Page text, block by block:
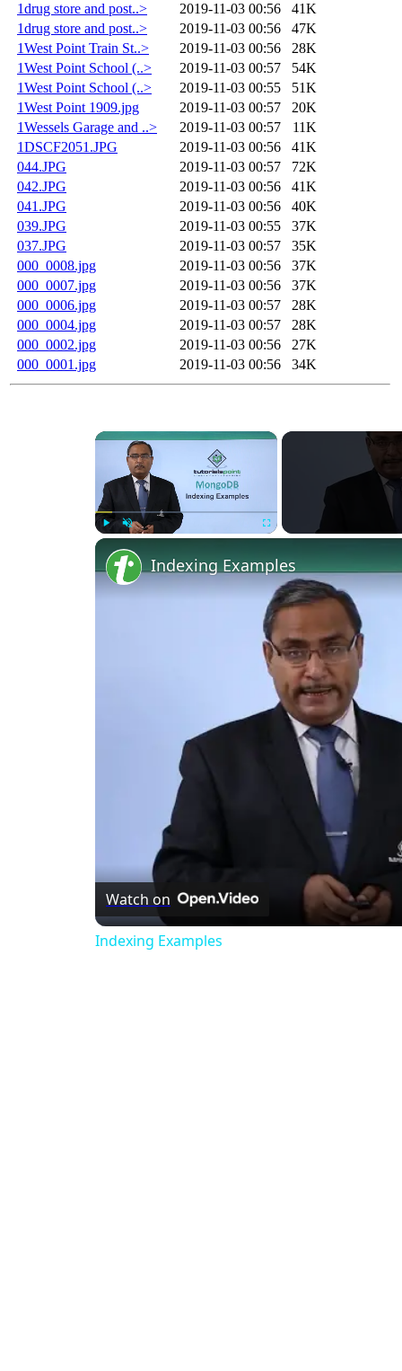
1drug store and post..> 2019-11-03 00:56
41K
1drug store and post..>
2019-11-03 00:56
47K
1West Point Train St..>
2019-11-03 00:56
28K
1West Point School (..>
2019-11-03 00:57
54K
1West Point School (..>
2019-11-03 00:55
51K
1West Point 1909.jpg
2019-11-03 00:57
20K
1Wessels Garage and ..>
2019-11-03 00:57
11K
1DSCF2051.JPG
2019-11-03 00:56
41K
044.JPG
2019-11-03 00:57
72K
042.JPG
2019-11-03 00:56
41K
041.JPG
2019-11-03 00:56
40K
039.JPG
2019-11-03 00:55
37K
037.JPG
2019-11-03 00:57
35K
000_0008.jpg
2019-11-03 00:56
37K
000_0007.jpg
2019-11-03 00:56
37K
000_0006.jpg
2019-11-03 00:57
28K
000_0004.jpg
2019-11-03 00:57
28K
000_0002.jpg
2019-11-03 00:56
27K
000_0001.jpg
2019-11-03 00:56 34K
×
Indexing Examples
Watch on
Indexing Examples